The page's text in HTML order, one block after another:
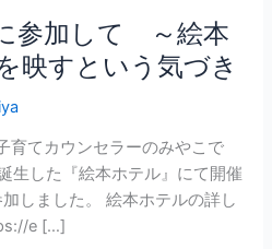
参加して ～絵本
映すという気づき
てカウンセラーのみやこで
生した『絵本ホテル』にて開催
しました。 絵本ホテルの詳し
e […]